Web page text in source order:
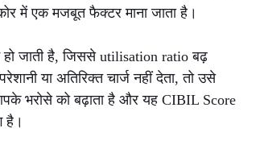
में एक मजबूत फैक्टर माना जाता है।
जाती है, जिससे utilisation ratio बढ़
या अतिरिक्त चार्ज नहीं देता, तो उसे
भरोसे को बढ़ाता है और यह CIBIL Score
है।